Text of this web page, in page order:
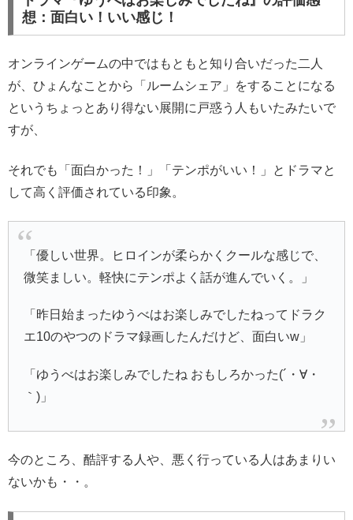
想：面白い！いい感じ！
オンラインゲームの中ではもともと知り合いだった二人
が、ひょんなことから「ルームシェア」をすることになる
というちょっとあり得ない展開に戸惑う人もいたみたいで
すが、
それでも「面白かった！」「テンポがいい！」とドラマと
して高く評価されている印象。
「優しい世界。ヒロインが柔らかくクールな感じで、
微笑ましい。軽快にテンポよく話が進んでいく。」
「昨日始まったゆうべはお楽しみでしたねってドラク
エ10のやつのドラマ録画したんだけど、面白いw」
「ゆうべはお楽しみでしたね おもしろかった(´・∀・
｀)」
今のところ、酷評する人や、悪く行っている人はあまりい
ないかも・・。